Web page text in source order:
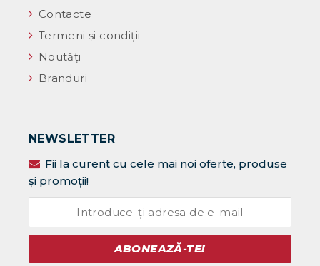
Contacte
Termeni și condiții
Noutăţi
Branduri
NEWSLETTER
Fii la curent cu cele mai noi oferte, produse
și promoții!
ABONEAZĂ-TE!